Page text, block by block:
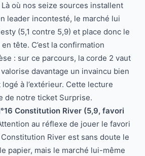
où nos seize sources installent
leader incontesté, le marché lui
(5,1 contre 5,9) et place donc le
tête. C’est la confirmation
: sur ce parcours, la corde 2 vaut
davantage un invaincu bien
logé à l’extérieur. Cette lecture
de notre ticket Surprise.
Constitution River (5,9, favori
au réflexe de jouer le favori
River est sans doute le
papier, mais le marché lui-même